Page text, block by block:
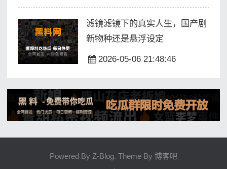
滤镜滤镜下的真实人生，国产剧
新物种还是悬浮设定
2026-05-06 21:48:46
Powered By Z-Blog. Theme By 博客吧